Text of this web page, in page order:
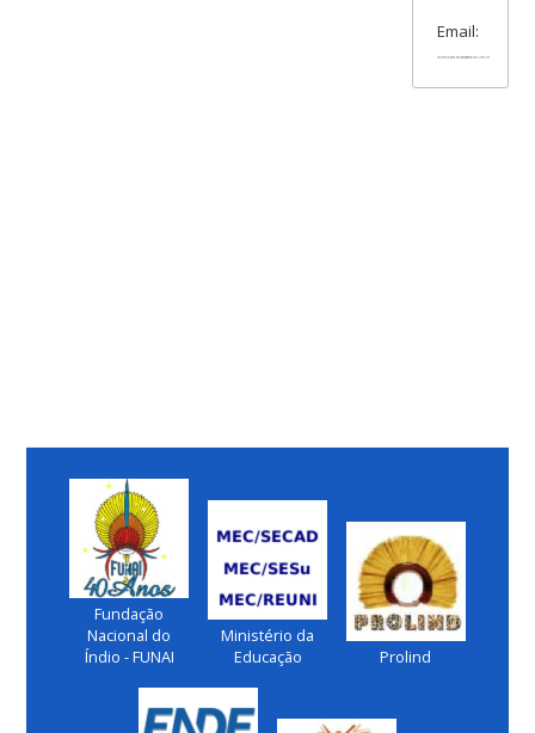
Email:
Fundação
Nacional do
Índio - FUNAI
Ministério da
Educação
Prolind